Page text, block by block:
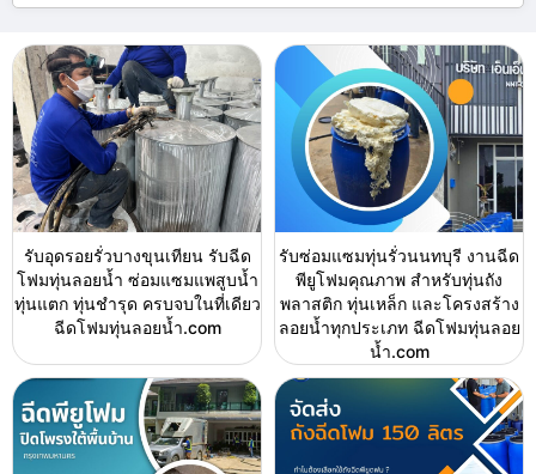
รับอุดรอยรั่วบางขุนเทียน รับฉีด
โฟมทุ่นลอยน้ำ ซ่อมแซมแพสูบน้ำ
ทุ่นแตก ทุ่นชำรุด ครบจบในที่เดียว
ฉีดโฟมทุ่นลอยน้ำ.com
รับซ่อมแซมทุ่นรั่วนนทบุรี งานฉีด
พียูโฟมคุณภาพ สำหรับทุ่นถัง
พลาสติก ทุ่นเหล็ก และโครงสร้าง
ลอยน้ำทุกประเภท ฉีดโฟมทุ่นลอย
น้ำ.com